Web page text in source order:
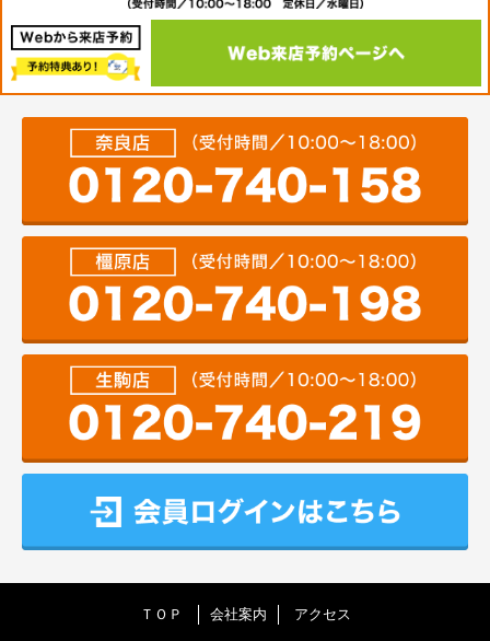
ＴＯＰ 会社案内 アクセス